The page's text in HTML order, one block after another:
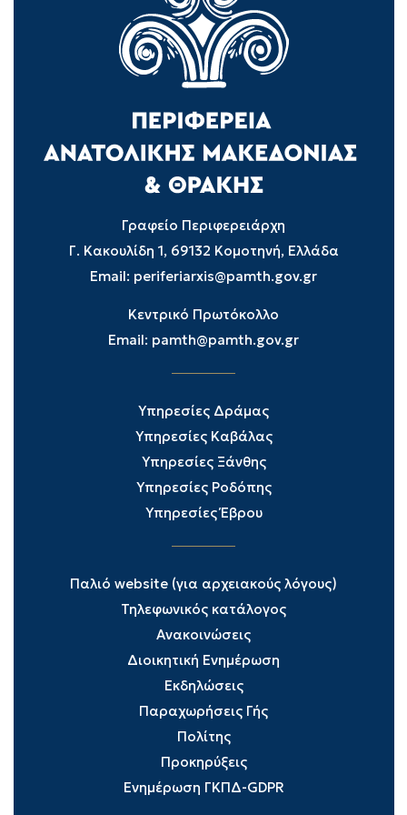
Γραφείο Περιφερειάρχη
Γ. Κακουλίδη 1, 69132 Κομοτηνή, Ελλάδα
Email: periferiarxis@pamth.gov.gr
Κεντρικό Πρωτόκολλο
Email: pamth@pamth.gov.gr
Υπηρεσίες Δράμας
Υπηρεσίες Καβάλας
Υπηρεσίες Ξάνθης
Υπηρεσίες Ροδόπης
Υπηρεσίες Έβρου
Παλιό website (για αρχειακούς λόγους)
Τηλεφωνικός κατάλογος
Ανακοινώσεις
Διοικητική Ενημέρωση
Εκδηλώσεις
Παραχωρήσεις Γής
Πολίτης
Προκηρύξεις
Ενημέρωση ΓΚΠΔ-GDPR